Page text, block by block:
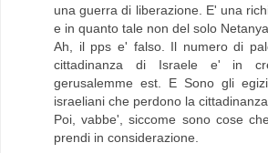
una guerra di liberazione. E' una
e in quanto tale non del solo
Ah, il pps e' falso. Il numero di
cittadinanza di Israele e' in
gerusalemme est. E Sono gli
israeliani che perdono la cittadinanza.
Poi, vabbe', siccome sono cose
prendi in considerazione.